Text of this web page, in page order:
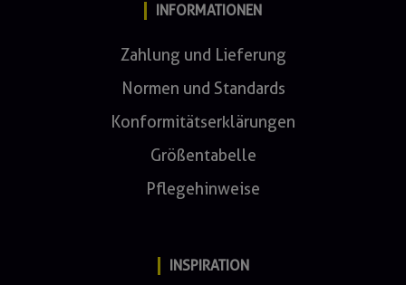
INFORMATIONEN
Zahlung und Lieferung
Normen und Standards
Konformitätserklärungen
Größentabelle
Pflegehinweise
INSPIRATION